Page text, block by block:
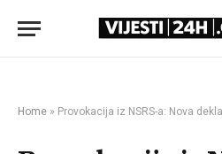
Home » Provokacija iz NSRS-a: Nova deklaracija naziva RS